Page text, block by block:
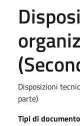
Disposizioni
parte)
Tipi di documento